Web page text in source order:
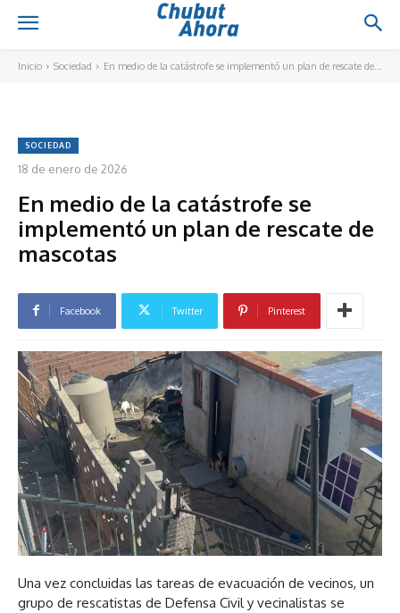
Inicio Sociedad En medio de la catástrofe se implementó un plan de rescate de...
SOCIEDAD
18 de enero de 2026
En medio de la catástrofe se
implementó un plan de rescate de
mascotas
Facebook Twitter Pinterest
Una vez concluidas las tareas de evacuación de vecinos, un
grupo de rescatistas de Defensa Civil y vecinalistas se